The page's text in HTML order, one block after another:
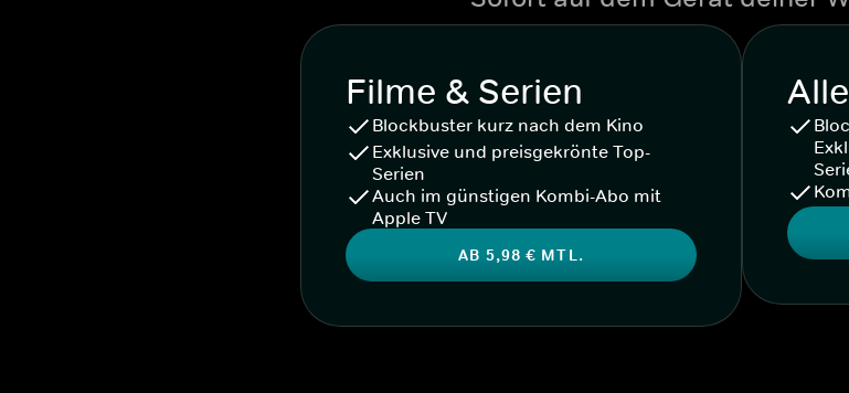
Filme & Serien
Blockbuster kurz nach dem Kino
Exklusive und preisgekrönte Top-
Serien
Auch im günstigen Kombi-Abo mit
Apple TV
AB 5,98 € MTL.